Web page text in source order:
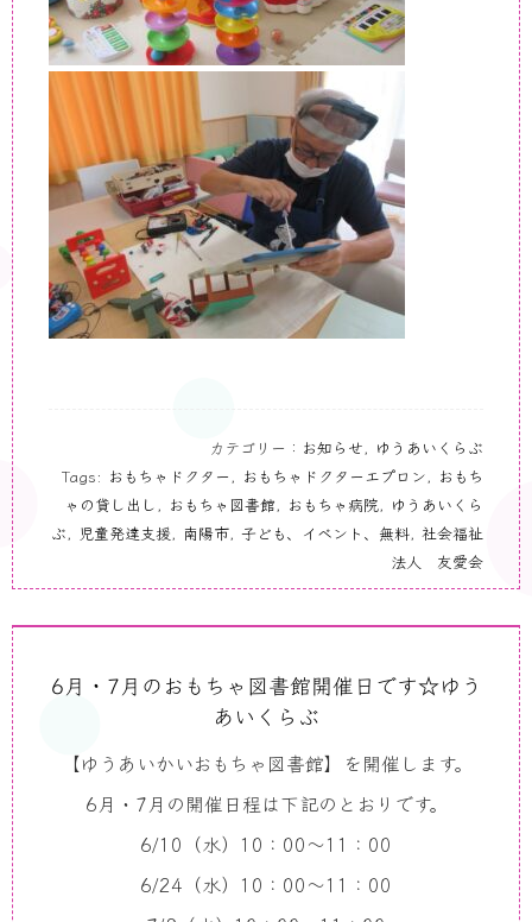
カテゴリー： お知らせ, ゆうあいくらぶ
Tags: おもちゃドクター, おもちゃドクターエプロン, おもち
ゃの貸し出し, おもちゃ図書館, おもちゃ病院, ゆうあいくら
ぶ, 児童発達支援, 南陽市, 子ども、イベント、無料, 社会福祉
法人 友愛会
6月・7月のおもちゃ図書館開催日です☆ゆう
あいくらぶ
【ゆうあいかいおもちゃ図書館】を開催します。
6月・7月の開催日程は下記のとおりです。
6/10（水）10：00～11：00
6/24（水）10：00～11：00